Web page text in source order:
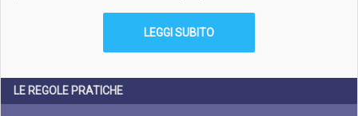
LEGGI SUBITO
LE REGOLE PRATICHE